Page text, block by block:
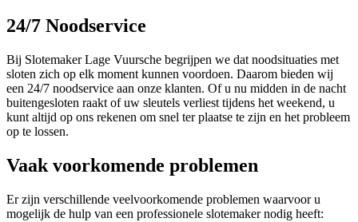
24/7 Noodservice
Bij Slotemaker Lage Vuursche begrijpen we dat noodsituaties met
sloten zich op elk moment kunnen voordoen. Daarom bieden wij
een 24/7 noodservice aan onze klanten. Of u nu midden in de nacht
buitengesloten raakt of uw sleutels verliest tijdens het weekend, u
kunt altijd op ons rekenen om snel ter plaatse te zijn en het probleem
op te lossen.
Vaak voorkomende problemen
Er zijn verschillende veelvoorkomende problemen waarvoor u
mogelijk de hulp van een professionele slotemaker nodig heeft: